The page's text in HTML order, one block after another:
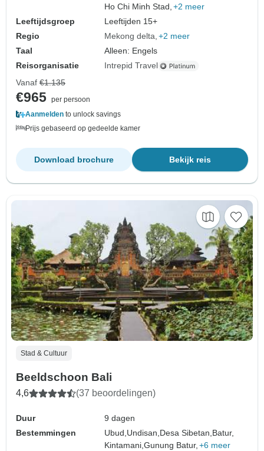
Ho Chi Minh Stad, +2 meer
Leeftijdsgroep
Leeftijden 15+
Regio
Mekong delta +2 meer
Taal
Alleen: Engels
Reisorganisatie
Intrepid Travel
Vanaf €1.135
€965 per persoon
Aanmelden to unlock savings
Prijs gebaseerd op gedeelde kamer
Bekijk reis
Download brochure
Stad & Cultuur
Beeldschoon Bali
4,6 (37 beoordelingen)
Duur
9 dagen
Bestemmingen
Ubud,Undisan,Desa Sibetan,Batur,
Kintamani,Gunung Batur, +6 meer